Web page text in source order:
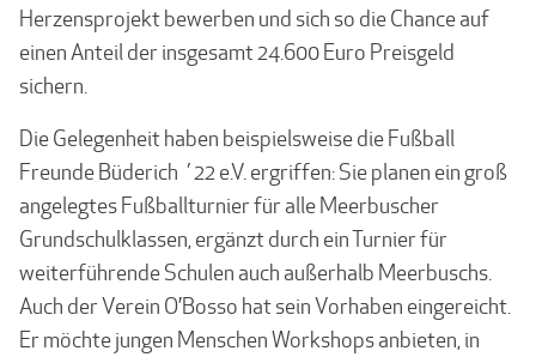
Herzensprojekt bewerben und sich so die Chance auf
einen Anteil der insgesamt 24.600 Euro Preisgeld
sichern.
Die Gelegenheit haben beispielsweise die Fußball
Freunde Büderich ´22 e.V. ergriffen: Sie planen ein groß
angelegtes Fußballturnier für alle Meerbuscher
Grundschulklassen, ergänzt durch ein Turnier für
weiterführende Schulen auch außerhalb Meerbuschs.
Auch der Verein O’Bosso hat sein Vorhaben eingereicht.
Er möchte jungen Menschen Workshops anbieten, in